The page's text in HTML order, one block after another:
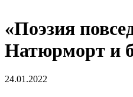
«Поэзия
Натюрморт и
24.01.2022